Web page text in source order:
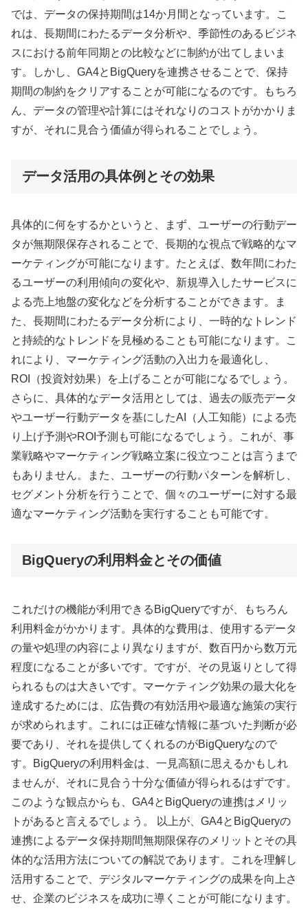
では、データの保持期間は14か月間となっています。こ
れは、長期間にわたるデータ分析や、季節性のあるビジネ
スにおける前年同期との比較などに制約が出てしまいま
す。しかし、GA4とBigQueryを連携させることで、保持
期間の制約をクリアすることが可能になるのです。もちろ
ん、データの管理や計算にはそれなりのコストがかかりま
すが、それに見合う価値が得られることでしょう。
データ活用の具体例とその効果
具体的に何をするかというと、まず、ユーザーの行動デー
タが無期限保存されることで、長期的な視点で戦略的なマ
ーケティングが可能になります。たとえば、数年間にわた
るユーザーの利用傾向の変化や、新規導入したサービスに
よる売上地盤の変化などを分析することができます。ま
た、長期間にわたるデータ分析により、一時的なトレンド
と持続的なトレンドを見極めることも可能になります。こ
れにより、マーケティング活動の入出力を最適化し、
ROI（投資対効果）を上げることが可能になるでしょう。
さらに、具体的なデータ活用としては、過去の販売データ
やユーザー行動データを基にしたAI（人工知能）による売
り上げ予測やROI予測も可能になるでしょう。これが、事
業戦略やマーケティング戦略立案に役立つことは言うまで
もありません。また、ユーザーの行動パターンを解析し、
セグメント分析を行うことで、個々のユーザーに対する最
適なマーケティング活動を実行することも可能です。
BigQueryの利用料金とその価値
これだけの機能が利用できるBigQueryですが、もちろん
利用料金がかかります。具体的な費用は、使用するデータ
の量や処理の内容により異なりますが、数百円から数万元
程度になることが多いです。ですが、その見返りとして得
られるものは大きいです。マーケティング効果の最大化を
達成するためには、広告費の有効活用や最適な施策の実行
が求められます。これには正確な情報に基づいた判断が必
要であり、それを提供してくれるのがBigQueryなので
す。BigQueryの利用料金は、一見高額に思えるかもしれ
ませんが、それに見合う十分な価値が得られるはずです。
このような観点からも、GA4とBigQueryの連携はメリッ
トがあると言えるでしょう。 以上が、GA4とBigQueryの
連携によるデータ保持期間無期限保存のメリットとその具
体的な活用方法についての解説であります。これを理解し
活用することで、デジタルマーケティングの成果を向上さ
せ、企業のビジネスを成功に導くことが可能になります。